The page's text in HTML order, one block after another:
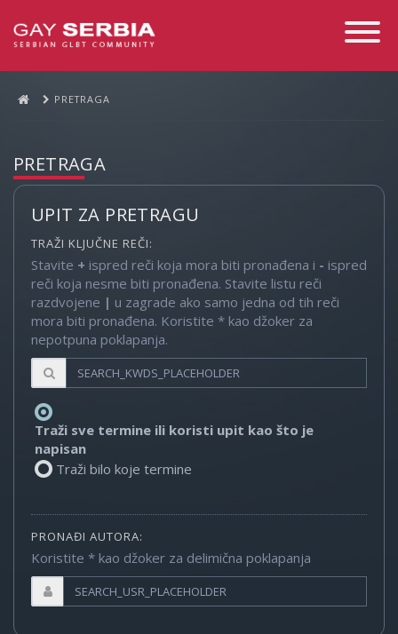
Toggle
PRETRAGA
PRETRAGA
UPIT ZA PRETRAGU
TRAŽI KLJUČNE REČI:
Stavite + ispred reči koja mora biti pronađena i - ispred
reči koja nesme biti pronađena. Stavite listu reči
razdvojene | u zagrade ako samo jedna od tih reči
mora biti pronađena. Koristite * kao džoker za
nepotpuna poklapanja.
Traži sve termine ili koristi upit kao što je
napisan
Traži bilo koje termine
PRONAĐI AUTORA:
Koristite * kao džoker za delimična poklapanja